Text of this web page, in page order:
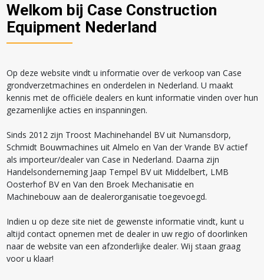
Welkom bij Case Construction
Equipment Nederland
Op deze website vindt u informatie over de verkoop van Case
grondverzetmachines en onderdelen in Nederland. U maakt
kennis met de officiële dealers en kunt informatie vinden over hun
gezamenlijke acties en inspanningen.
Sinds 2012 zijn Troost Machinehandel BV uit Numansdorp,
Schmidt Bouwmachines uit Almelo en Van der Vrande BV actief
als importeur/dealer van Case in Nederland. Daarna zijn
Handelsonderneming Jaap Tempel BV uit Middelbert, LMB
Oosterhof BV en Van den Broek Mechanisatie en
Machinebouw aan de dealerorganisatie toegevoegd.
Indien u op deze site niet de gewenste informatie vindt, kunt u
altijd contact opnemen met de dealer in uw regio of doorlinken
naar de website van een afzonderlijke dealer. Wij staan graag
voor u klaar!